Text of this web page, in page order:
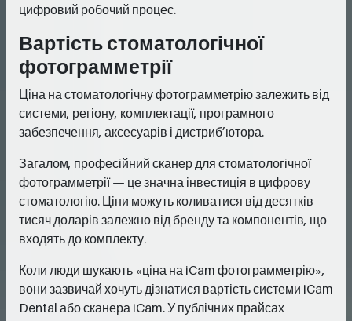
цифровий робочий процес.
Вартість стоматологічної
фотограмметрії
Ціна на стоматологічну фотограмметрію залежить від
системи, регіону, комплектації, програмного
забезпечення, аксесуарів і дистриб’ютора.
Загалом, професійний сканер для стоматологічної
фотограмметрії — це значна інвестиція в цифрову
стоматологію. Ціни можуть коливатися від десятків
тисяч доларів залежно від бренду та компонентів, що
входять до комплекту.
Коли люди шукають «ціна на iCam фотограмметрію»,
вони зазвичай хочуть дізнатися вартість системи iCam
Dental або сканера iCam. У публічних прайсах